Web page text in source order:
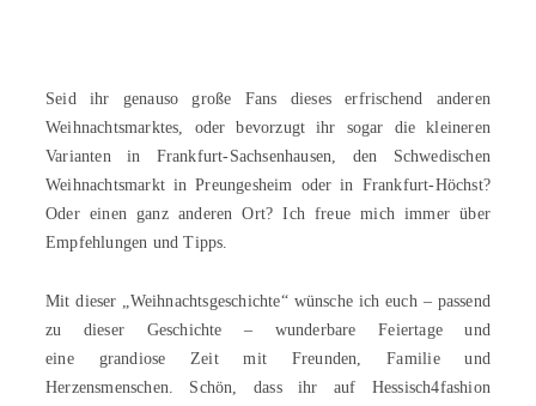
Seid ihr genauso große Fans dieses erfrischend anderen
Weihnachtsmarktes, oder bevorzugt ihr sogar die kleineren
Varianten in Frankfurt-Sachsenhausen, den Schwedischen
Weihnachtsmarkt in Preungesheim oder in Frankfurt-Höchst?
Oder einen ganz anderen Ort? Ich freue mich immer über
Empfehlungen und Tipps.
Mit dieser „Weihnachtsgeschichte“ wünsche ich euch – passend
zu dieser Geschichte – wunderbare Feiertage und
eine grandiose Zeit mit Freunden, Familie und
Herzensmenschen. Schön, dass ihr auf Hessisch4fashion